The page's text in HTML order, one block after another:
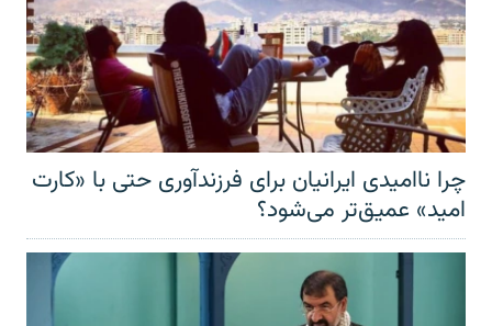
چرا ناامیدی ایرانیان برای فرزندآوری حتی با «کارت
امید» عمیق‌تر‌ می‌شود؟